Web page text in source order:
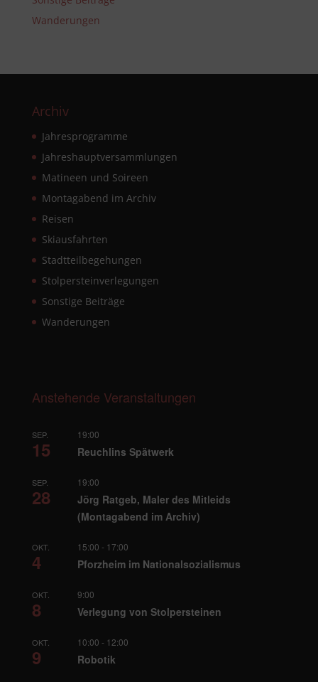
Wanderungen
Archiv
Jahresprogramme
Jahreshauptversammlungen
Matineen und Soireen
Montagabend im Archiv
Reisen
Skiausfahrten
Stadtteilbegehungen
Stolpersteinverlegungen
Sonstige Beiträge
Wanderungen
Anstehende Veranstaltungen
SEP.
15
19:00
Reuchlins Spätwerk
SEP.
28
19:00
Jörg Ratgeb, Maler des Mitleids
(Montagabend im Archiv)
OKT.
4
15:00 - 17:00
Pforzheim im Nationalsozialismus
OKT.
8
9:00
Verlegung von Stolpersteinen
OKT.
9
10:00 - 12:00
Robotik